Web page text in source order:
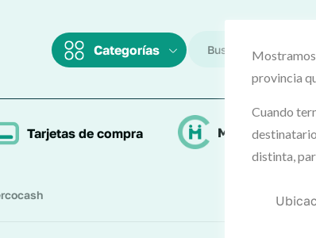
provincia
Cuando
distinta,
Categorías
Tarjetas de compra MercoCash